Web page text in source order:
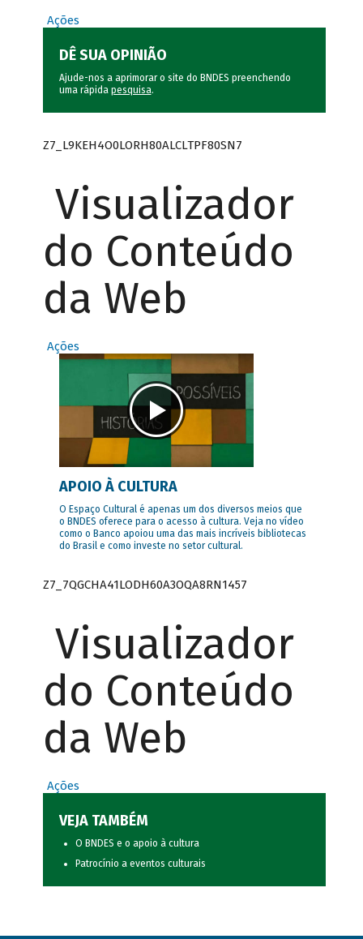
Ações
DÊ SUA OPINIÃO
Ajude-nos a aprimorar o site do BNDES preenchendo
uma rápida pesquisa.
Z7_L9KEH4O0LORH80ALCLTPF80SN7
Visualizador
do Conteúdo
da Web
Ações
APOIO À CULTURA
O Espaço Cultural é apenas um dos diversos meios que
o BNDES oferece para o acesso à cultura. Veja no vídeo
como o Banco apoiou uma das mais incríveis bibliotecas
do Brasil e como investe no setor cultural.
Z7_7QGCHA41LODH60A3OQA8RN1457
Visualizador
do Conteúdo
da Web
Ações
VEJA TAMBÉM
O BNDES e o apoio à cultura
Patrocínio a eventos culturais